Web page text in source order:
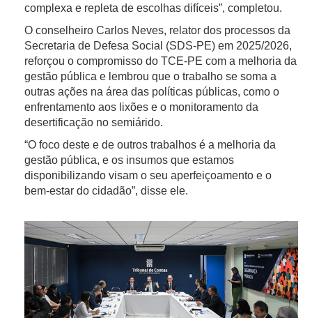
complexa e repleta de escolhas difíceis”, completou.
O conselheiro Carlos Neves, relator dos processos da
Secretaria de Defesa Social (SDS-PE) em 2025/2026,
reforçou o compromisso do TCE-PE com a melhoria da
gestão pública e lembrou que o trabalho se soma a
outras ações na área das políticas públicas, como o
enfrentamento aos lixões e o monitoramento da
desertificação no semiárido.
“O foco deste e de outros trabalhos é a melhoria da
gestão pública, e os insumos que estamos
disponibilizando visam o seu aperfeiçoamento e o
bem-estar do cidadão”, disse ele.